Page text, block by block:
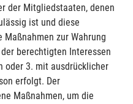
der Mitgliedstaaten, denen
ist und diese
zur Wahrung
berechtigten Interessen
oder 3. mit ausdrücklicher
erfolgt. Der
Maßnahmen, um die